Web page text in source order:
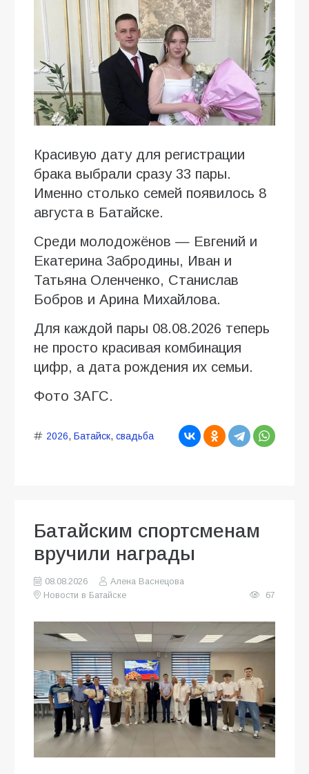
Красивую дату для регистрации
брака выбрали сразу 33 пары.
Именно столько семей появилось 8
августа в Батайске.
Среди молодожёнов — Евгений и
Екатерина Забродины, Иван и
Татьяна Оленченко, Станислав
Бобров и Арина Михайлова.
Для каждой пары 08.08.2026 теперь
не просто красивая комбинация
цифр, а дата рождения их семьи.
Фото ЗАГС.
2026, Батайск, свадьба
Батайским спортсменам
вручили награды
08.08.2026
Алена Васнецова
Новости в Батайске
67